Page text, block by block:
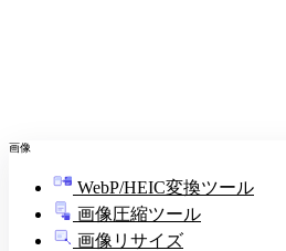
画像
WebP/HEIC変換ツール
画像圧縮ツール
画像リサイズ